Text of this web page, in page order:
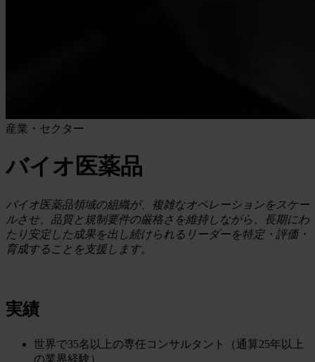
産業・セクター
バイオ医薬品
バイオ医薬品領域の組織が、複雑なオペレーションをスケー
ルさせ、品質と規制要件の厳格さを維持しながら、長期にわ
たり安定した成果を出し続けられるリーダーを特定・評価・
育成することを支援します。
実績
世界で35名以上の専任コンサルタント（通算25年以上
の業界経験）